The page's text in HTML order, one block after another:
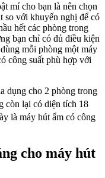
mí cho bạn là nên chọn
so với khuyến nghị để có
hết các phòng trong
bạn chỉ có đủ điều kiện
mỗi phòng một máy
công suất phù hợp với
dụng cho 2 phòng trong
còn lại có diện tích 18
là máy hút ẩm có công
cho máy hút